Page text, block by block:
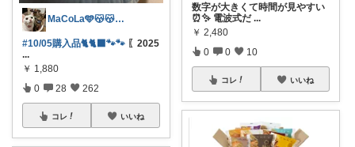
MaCoLa🩵😽😽🩷②🫶✨
#10/05購入品🐈🐈‍⬛🐾🐾 〖2025
...
￥ 1,880
0 28 262
コレ いいね
数字が大きくて時間が見やすい
⏰✨ 電波式だ ...
￥ 2,480
0 0 10
コレ いいね